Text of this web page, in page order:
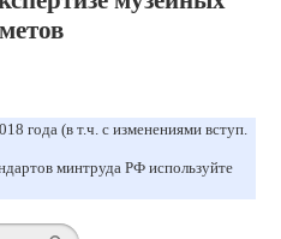
года (в т.ч. с изменениями вступ.
минтруда РФ используйте